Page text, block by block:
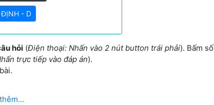
- D
hỏi (Điện thoại: Nhấn vào 2 nút button trái phải). Bấm số
trực tiếp vào đáp án).